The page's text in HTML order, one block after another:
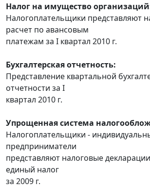
Налог на имущество
Налогоплательщики представляют
расчет по авансовым
платежам за I квартал 2010 г.
Бухгалтерская отчетность:
Представление квартальной
отчетности за I
квартал 2010 г.
Упрощенная система
Налогоплательщики -
предприниматели
представляют налоговые
единый налог
за 2009 г.